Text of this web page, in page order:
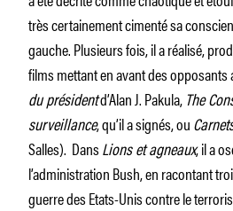
très certainement cimenté sa
gauche. Plusieurs fois, il a réalisé,
films mettant en avant des
du présidentd’Alan J. Pakula, The
surveillance, qu’il a signés, ou
Salles). DansLions et agneaux, il a
l’administration Bush, en racontant
guerre des Etats-Unis contre le